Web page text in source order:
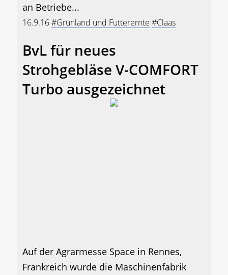
an Betriebe...
16.9.16#Grünland und Futterernte #Claas
BvL für neues
Strohgebläse V-COMFORT
Turbo ausgezeichnet
Auf der Agrarmesse Space in Rennes,
Frankreich wurde die Maschinenfabrik